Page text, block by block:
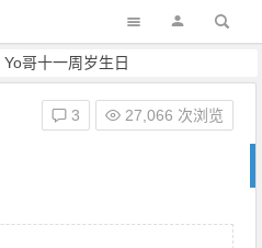
Yo哥十一周岁生日
3 27,066 次浏览